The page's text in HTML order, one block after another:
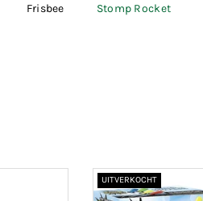
Frisbee Stomp Rocket
UITVERKOCHT